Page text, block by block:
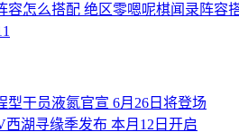
容怎么搭配 绝区零嗯呢棋闻录阵容
型干员液氮官宣 6月26日将登场
西湖寻缘季发布 本月12日开启